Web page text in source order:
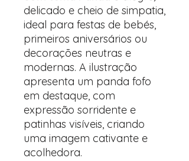
delicado e cheio de simpatia,
ideal para festas de bebés,
primeiros aniversários ou
decorações neutras e
modernas. A ilustração
apresenta um panda fofo
em destaque, com
expressão sorridente e
patinhas visíveis, criando
uma imagem cativante e
acolhedora.